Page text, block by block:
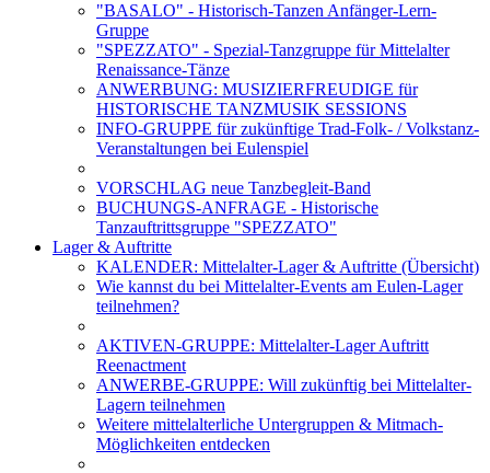
"BASALO" - Historisch-Tanzen Anfänger-Lern-
Gruppe
"SPEZZATO" - Spezial-Tanzgruppe für Mittelalter
Renaissance-Tänze
ANWERBUNG: MUSIZIERFREUDIGE für
HISTORISCHE TANZMUSIK SESSIONS
INFO-GRUPPE für zukünftige Trad-Folk- / Volkstanz-
Veranstaltungen bei Eulenspiel
VORSCHLAG neue Tanzbegleit-Band
BUCHUNGS-ANFRAGE - Historische
Tanzauftrittsgruppe "SPEZZATO"
Lager & Auftritte
KALENDER: Mittelalter-Lager & Auftritte (Übersicht)
Wie kannst du bei Mittelalter-Events am Eulen-Lager
teilnehmen?
AKTIVEN-GRUPPE: Mittelalter-Lager Auftritt
Reenactment
ANWERBE-GRUPPE: Will zukünftig bei Mittelalter-
Lagern teilnehmen
Weitere mittelalterliche Untergruppen & Mitmach-
Möglichkeiten entdecken